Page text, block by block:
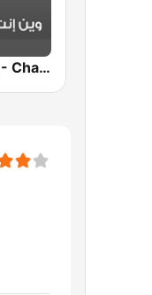
Shems FM - Charki (شمس أف أم)